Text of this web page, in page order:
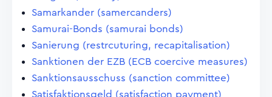
Samarkander (samercanders)
Samurai-Bonds (samurai bonds)
Sanierung (restrcuturing, recapitalisation)
Sanktionen der EZB (ECB coercive measures)
Sanktionsausschuss (sanction committee)
Satisfaktionsgeld (satisfaction payment)